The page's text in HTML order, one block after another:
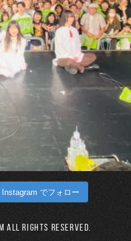
Instagram でフォロー
All Rights Reserved.